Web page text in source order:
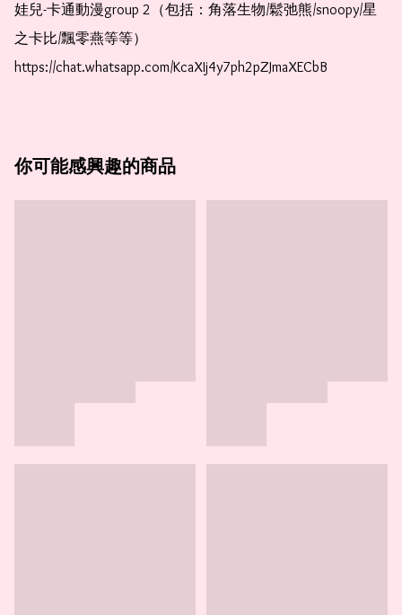
娃兒-卡通動漫group 2（包括：角落生物/鬆弛熊/snoopy/星
之卡比/飄零燕等等）
https://chat.whatsapp.com/KcaXIj4y7ph2pZJmaXECbB
你可能感興趣的商品